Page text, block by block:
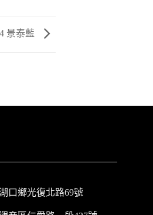
景泰藍
口鄉光復北路69號